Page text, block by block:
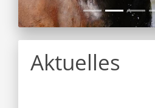
Aktuelles